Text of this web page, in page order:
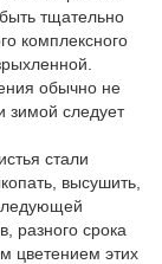
тщательно
комплексного
обычно не
зимой следует
стали
высушить,
разного срока
цветением этих